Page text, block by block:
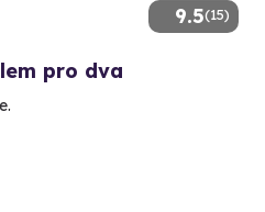
9.5(15)
pro dva